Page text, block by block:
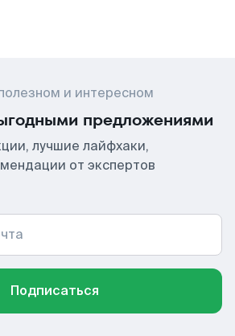
и интересном
предложениями
лучшие лайфхаки,
от экспертов
Подписаться